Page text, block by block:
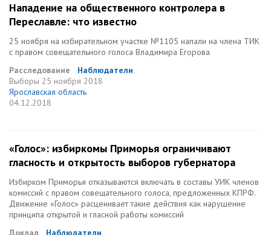
Нападение на общественного контролера в
Переславле: что известно
25 ноября на избирательном участке №1105 напали на члена ТИК
с правом совещательного голоса Владимира Егорова
Расследование
Наблюдатели
Выборы 25 ноября 2018
Ярославская область
04.12.2018
«Голос»: избиркомы Приморья ограничивают
гласность и открытость выборов губернатора
Избирком Приморья отказываются включать в составы УИК членов
комиссий с правом совещательного голоса, предложенных КПРФ.
Движение «Голос» расценивает такие действия как нарушение
принципа открытой и гласной работы комиссий
Доклад
Наблюдатели